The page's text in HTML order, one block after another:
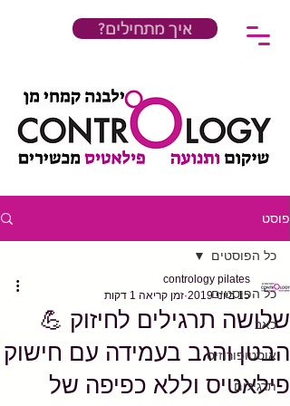
?איך מתחילים
פוסט
כל הפוסטים
כאב
אוסטופורוזיס
תרגילים
כל הפוסטים
שלושה תרגילים לחיזוק 💪
הבטן והגב בעמידה עם חישוק
פילאטיס וללא כפיפה של
contrology pilates
15 ביוני 2019
זמן קריאה 1 דקות